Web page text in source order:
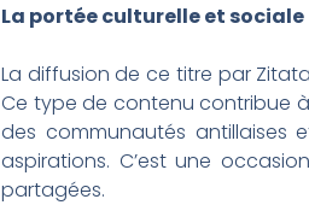
La portée culturelle et sociale
La diffusion de ce titre par
Ce type de contenu contribue
des communautés antillaises
aspirations. C’est une
partagées.